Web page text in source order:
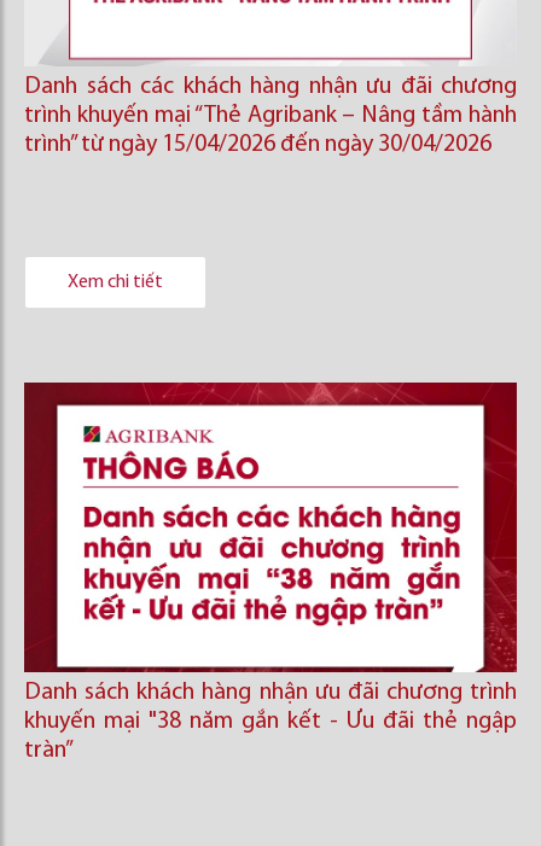
Danh sách các khách hàng nhận ưu đãi chương
trình khuyến mại “Thẻ Agribank – Nâng tầm hành
trình” từ ngày 15/04/2026 đến ngày 30/04/2026
Xem chi tiết
Danh sách khách hàng nhận ưu đãi chương trình
khuyến mại "38 năm gắn kết - Ưu đãi thẻ ngập
tràn”